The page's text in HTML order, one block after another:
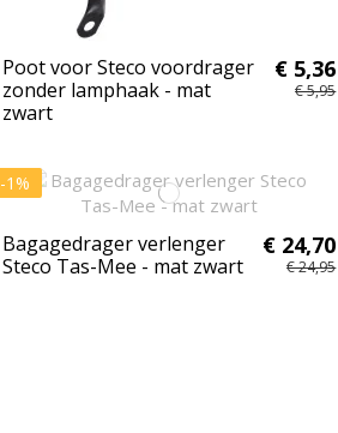
Poot voor Steco voordrager
zonder lamphaak - mat
zwart
€ 5,36
€ 5,95
-1%
Bagagedrager verlenger
Steco Tas-Mee - mat zwart
€ 24,70
€ 24,95